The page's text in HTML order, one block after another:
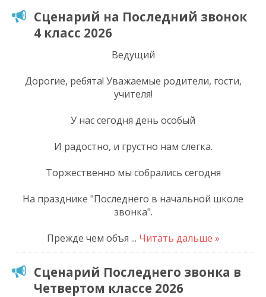
Сценарий на Последний звонок
4 класс 2026
Ведущий
Дорогие, ребята! Уважаемые родители, гости,
учителя!
У нас сегодня день особый
И радостно, и грустно нам слегка.
Торжественно мы собрались сегодня
На празднике "Последнего в начальной школе
звонка".
Прежде чем объя ... Читать дальше »
Сценарий Последнего звонка в
Четвертом классе 2026